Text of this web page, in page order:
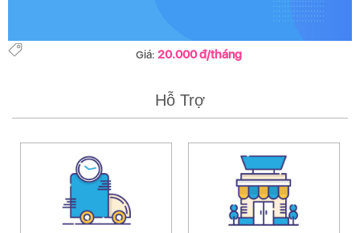
Giá: 20.000 đ/tháng
Hỗ Trợ